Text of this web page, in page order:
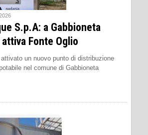
S.p.A: a Gabbioneta
Fonte Oglio
un nuovo punto di distribuzione
nel comune di Gabbioneta